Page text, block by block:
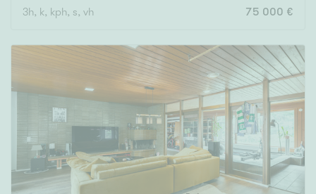
Ominaisuudet
Hissi
3h, k, kph, s, vh 75 000 €